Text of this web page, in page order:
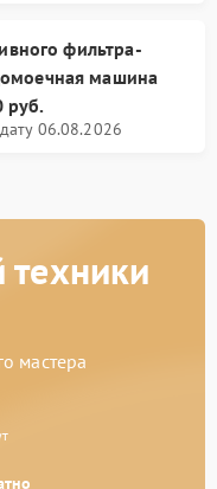
фильтра-
машина
руб.
06.08.2026
мастера